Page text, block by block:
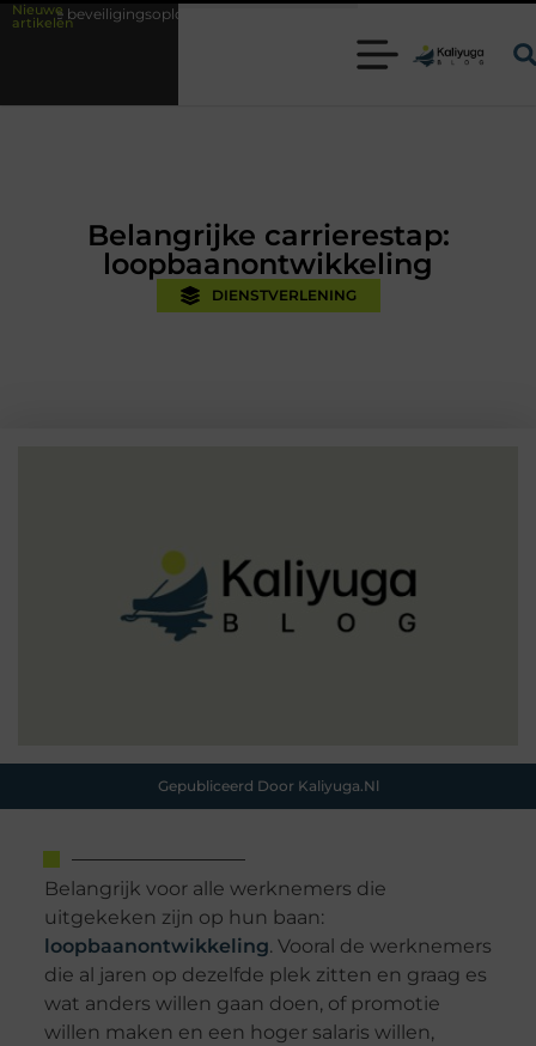
Nieuwe
artikelen met kennis uit de praktijk
Belangrijke carrierestap:
loopbaanontwikkeling
DIENSTVERLENING
Gepubliceerd Door Kaliyuga.nl
Belangrijk voor alle werknemers die
uitgekeken zijn op hun baan:
loopbaanontwikkeling. Vooral de werknemers
die al jaren op dezelfde plek zitten en graag es
wat anders willen gaan doen, of promotie
willen maken en een hoger salaris willen,